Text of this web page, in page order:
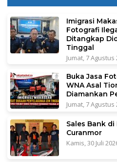
Imigrasi
Fotografi
Ditangkap
Tinggal
Jumat, 7 Agustus
Buka Jasa
WNA Asal
Diamankan
Jumat, 7 Agustus
Sales Bank
Curanmor
Kamis, 30 Juli